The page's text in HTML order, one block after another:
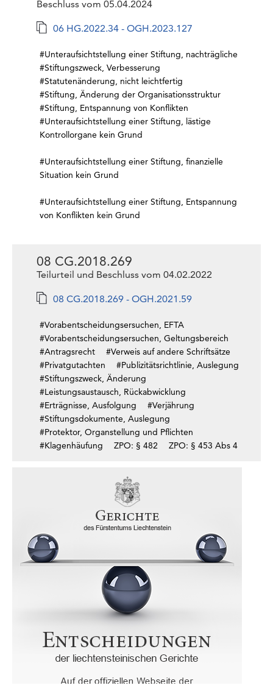
Beschluss vom 05.04.2024
06 HG.2022.34 - OGH.2023.127
#Unteraufsichtstellung einer Stiftung, nachträgliche
#Stiftungszweck, Verbesserung
#Statutenänderung, nicht leichtfertig
#Stiftung, Änderung der Organisationsstruktur
#Stiftung, Entspannung von Konflikten
#Unteraufsichtstellung einer Stiftung, lästige
Kontrollorgane kein Grund
#Unteraufsichtstellung einer Stiftung, finanzielle
Situation kein Grund
#Unteraufsichtstellung einer Stiftung, Entspannung
von Konflikten kein Grund
08 CG.2018.269
Teilurteil und Beschluss vom 04.02.2022
08 CG.2018.269 - OGH.2021.59
#Vorabentscheidungsersuchen, EFTA
#Vorabentscheidungsersuchen, Geltungsbereich
#Antragsrecht
#Verweis auf andere Schriftsätze
#Privatgutachten
#Publizitätsrichtlinie, Auslegung
#Stiftungszweck, Änderung
#Leistungsaustausch, Rückabwicklung
#Erträgnisse, Ausfolgung
#Verjährung
#Stiftungsdokumente, Auslegung
#Protektor, Organstellung und Pflichten
#Klagenhäufung
ZPO: § 482 ZPO: § 453 Abs 4